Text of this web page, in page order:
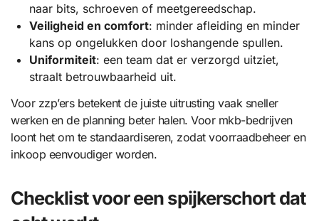
naar bits, schroeven of meetgereedschap.
Veiligheid en comfort: minder afleiding en minder
kans op ongelukken door loshangende spullen.
Uniformiteit: een team dat er verzorgd uitziet,
straalt betrouwbaarheid uit.
Voor zzp’ers betekent de juiste uitrusting vaak sneller
werken en de planning beter halen. Voor mkb-bedrijven
loont het om te standaardiseren, zodat voorraadbeheer en
inkoop eenvoudiger worden.
Checklist voor een spijkerschort dat